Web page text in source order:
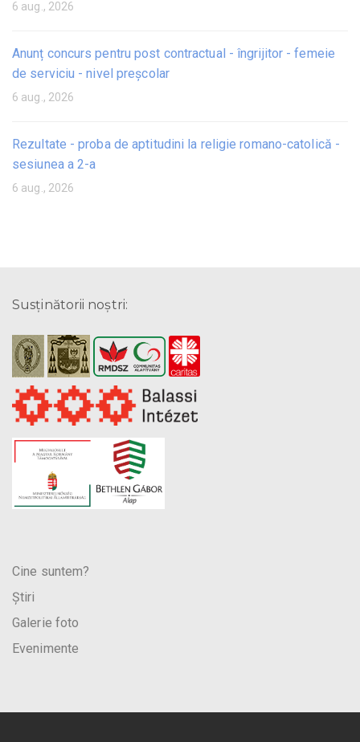
6 aug., 2026
Anunț concurs pentru post contractual - îngrijitor - femeie
de serviciu - nivel preșcolar
6 aug., 2026
Rezultate - proba de aptitudini la religie romano-catolică -
sesiunea a 2-a
6 aug., 2026
Susţinătorii noştri:
Cine suntem?
Știri
Galerie foto
Evenimente